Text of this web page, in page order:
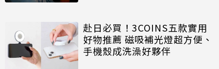
赴日必買！3COINS五款實用
好物推薦 磁吸補光燈超方便、
手機殼成洗澡好夥伴